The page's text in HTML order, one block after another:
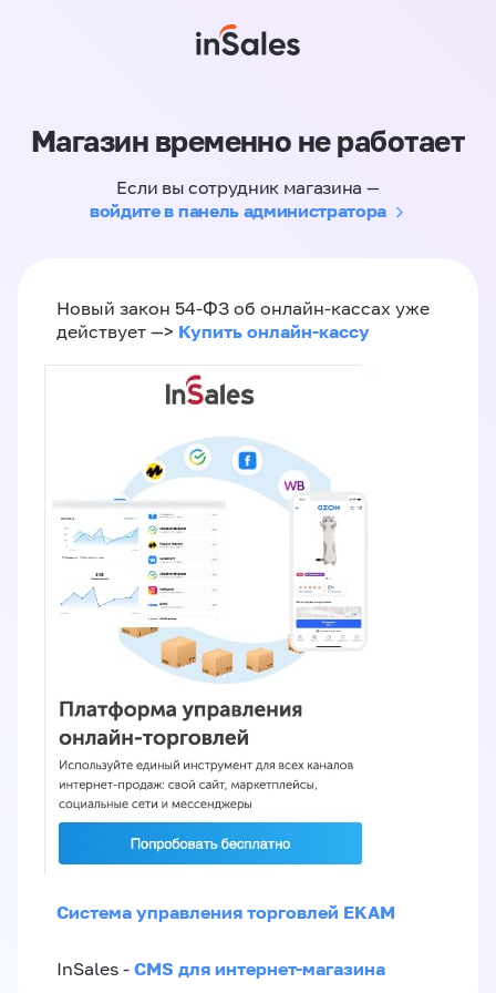
Магазин временно не работает
Если вы сотрудник магазина —
войдите в панель администратора
Новый закон 54-ФЗ об онлайн-кассах уже
действует —> Купить онлайн-кассу
Система управления торговлей EKAM
InSales - CMS для интернет-магазина